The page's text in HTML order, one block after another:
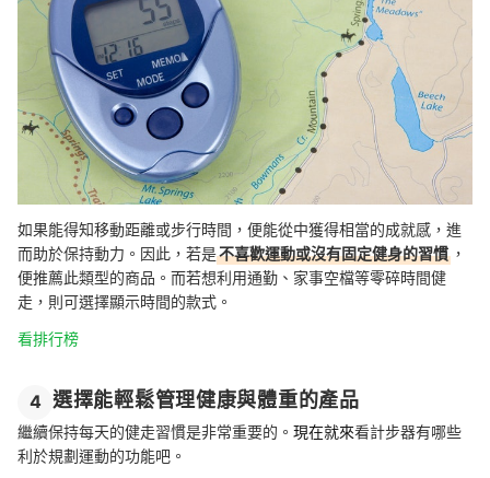
如果能得知移動距離或步行時間，便能從中獲得相當的成就感，進
而助於保持動力。 因此 ，若是不喜歡運動或沒有固定健身的習慣 ，
便推薦此類型的商品。而若想利用通勤、家事空檔等零碎時間健
走，則可選擇顯示時間的款式。
看排行榜
4 選擇能輕鬆管理健康與體重的產品
繼續保持每天的健走習慣是非常重要的。 現在就來看計步器有哪些
利於規劃運動的功能吧。